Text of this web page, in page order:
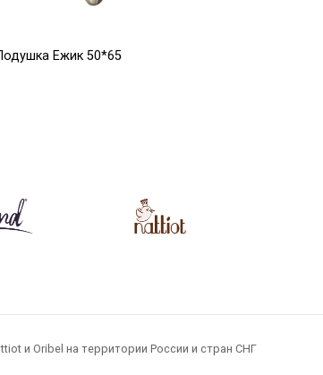
Ежик 50*65
и Oribel на территории России и стран СНГ